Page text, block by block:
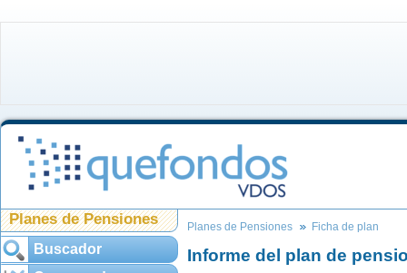
Planes de Pensiones
Buscador
Planes de Pensiones Ficha de plan
Informe del plan de